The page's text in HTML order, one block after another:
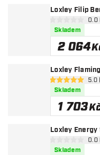
Loxley Filip
0 hodnoticí 0.0
Skladem
2 064
Loxley
5 hodnoticí 5.0
Skladem
1 703
Loxley Energy
0 hodnoticí 0.0
Skladem